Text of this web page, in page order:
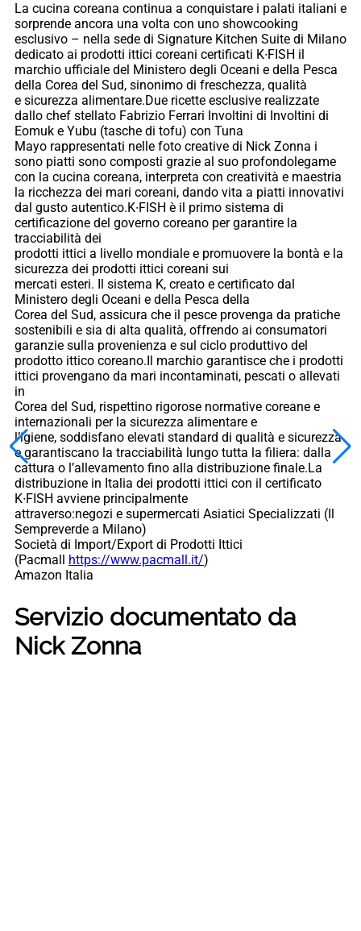
La cucina coreana continua a conquistare i palati italiani e
sorprende ancora una volta con uno showcooking
esclusivo – nella sede di Signature Kitchen Suite di Milano
dedicato ai prodotti ittici coreani certificati K∙FISH il
marchio ufficiale del Ministero degli Oceani e della Pesca
della Corea del Sud, sinonimo di freschezza, qualità
e sicurezza alimentare.Due ricette esclusive realizzate
dallo chef stellato Fabrizio Ferrari Involtini di Involtini di
Eomuk e Yubu (tasche di tofu) con Tuna
Mayo rappresentati nelle foto creative di Nick Zonna i
sono piatti sono composti grazie al suo profondolegame
con la cucina coreana, interpreta con creatività e maestria
la ricchezza dei mari coreani, dando vita a piatti innovativi
dal gusto autentico.K∙FISH è il primo sistema di
certificazione del governo coreano per garantire la
tracciabilità dei
prodotti ittici a livello mondiale e promuovere la bontà e la
sicurezza dei prodotti ittici coreani sui
mercati esteri. Il sistema K, creato e certificato dal
Ministero degli Oceani e della Pesca della
Corea del Sud, assicura che il pesce provenga da pratiche
sostenibili e sia di alta qualità, offrendo ai consumatori
garanzie sulla provenienza e sul ciclo produttivo del
prodotto ittico coreano.Il marchio garantisce che i prodotti
ittici provengano da mari incontaminati, pescati o allevati
in
Corea del Sud, rispettino rigorose normative coreane e
internazionali per la sicurezza alimentare e
l’igiene, soddisfano elevati standard di qualità e sicurezza
e garantiscano la tracciabilità lungo tutta la filiera: dalla
cattura o l’allevamento fino alla distribuzione finale.La
distribuzione in Italia dei prodotti ittici con il certificato
K∙FISH avviene principalmente
attraverso:negozi e supermercati Asiatici Specializzati (Il
Sempreverde a Milano)
Società di Import/Export di Prodotti Ittici
(Pacmall https://www.pacmall.it/)
Amazon Italia
Servizio documentato da
Nick Zonna